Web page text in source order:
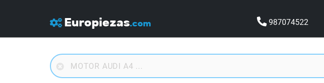
Europiezas.com 987074522